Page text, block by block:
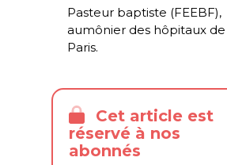
Pasteur baptiste (FEEBF),
aumônier des hôpitaux de
Paris.
Cet article est
réservé à nos
abonnés